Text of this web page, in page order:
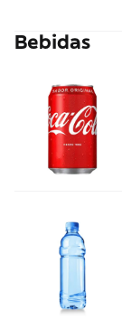
Bebidas